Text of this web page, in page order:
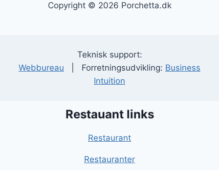
Copyright © 2026 Porchetta.dk
Teknisk support:
Webbureau | Forretningsudvikling: Business
Intuition
Restauant links
Restaurant
Restauranter